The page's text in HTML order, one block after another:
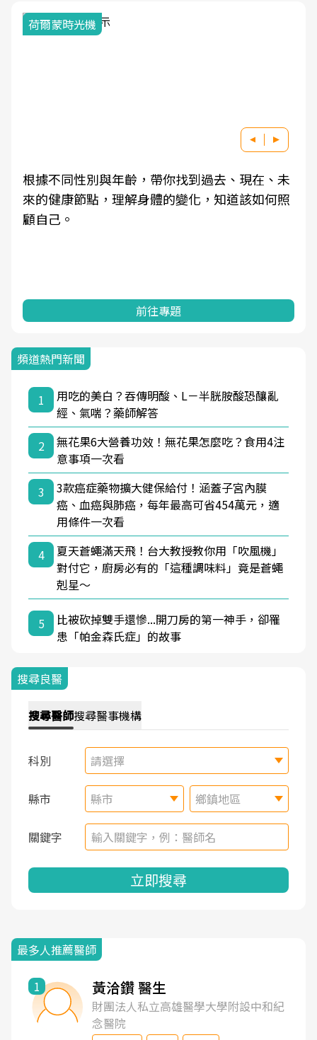
荷爾蒙時光機
根據不同性別與年齡，帶你找到過去、現在、未
來的健康節點，理解身體的變化，知道該如何照
顧自己。
前往專題
頻道熱門新聞
1
用吃的美白？吞傳明酸、L－半胱胺酸恐釀亂
經、氣喘？藥師解答
2
無花果6大營養功效！無花果怎麼吃？食用4注
意事項一次看
3
3款癌症藥物擴大健保給付！涵蓋子宮內膜
癌、血癌與肺癌，每年最高可省454萬元，適
用條件一次看
4
夏天蒼蠅滿天飛！台大教授教你用「吹風機」
對付它，廚房必有的「這種調味料」竟是蒼蠅
剋星～
5
比被砍掉雙手還慘...開刀房的第一神手，卻罹
患「帕金森氏症」的故事
搜尋良醫
搜尋醫師搜尋醫事機構
科別 請選擇
縣市 縣市 鄉鎮地區
關鍵字
立即搜尋
最多人推薦醫師
1 黃洽鑽 醫生
財團法人私立高雄醫學大學附設中和紀
念醫院